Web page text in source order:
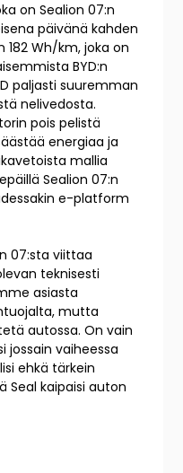
on Sealion 07:n
päivänä kahden
Wh/km, joka on
BYD:n
paljasti suuremman
nelivedosta.
pois pelistä
energiaa ja
mallia
Sealion 07:n
e-platform
07:sta viittaa
teknisesti
asiasta
mutta
autossa. On vain
jossain vaiheessa
ehkä tärkein
Seal kaipaisi auton